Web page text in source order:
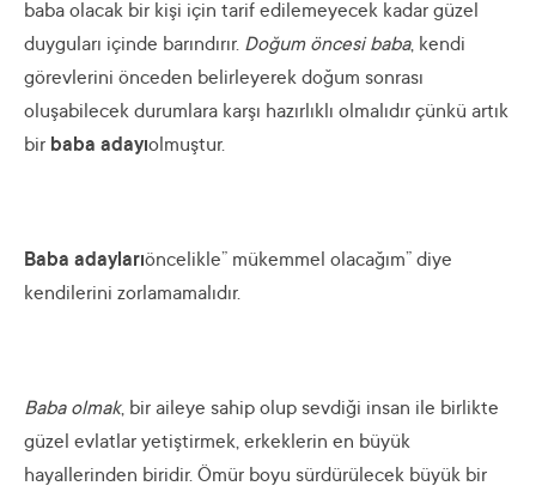
baba olacak bir kişi için tarif edilemeyecek kadar güzel
duyguları içinde barındırır. Doğum öncesi baba, kendi
görevlerini önceden belirleyerek doğum sonrası
oluşabilecek durumlara karşı hazırlıklı olmalıdır çünkü artık
bir baba adayıolmuştur.
Baba adaylarıöncelikle” mükemmel olacağım” diye
kendilerini zorlamamalıdır.
Baba olmak, bir aileye sahip olup sevdiği insan ile birlikte
güzel evlatlar yetiştirmek, erkeklerin en büyük
hayallerinden biridir. Ömür boyu sürdürülecek büyük bir